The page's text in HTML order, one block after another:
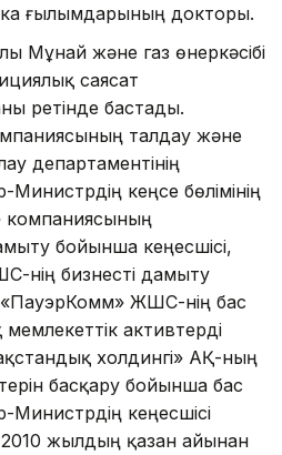
ғылымдарының докторы.
Мұнай және газ өнеркәсібі
саясат
ретінде бастады.
талдау және
департаментінің
кеңсе бөлімінің
компаниясының
бойынша кеңесшісі,
нің бизнесті дамыту
ЖШС-нің бас
активтерді
холдингі» АҚ-ның
басқару бойынша бас
кеңесшісі
жылдың қазан айынан